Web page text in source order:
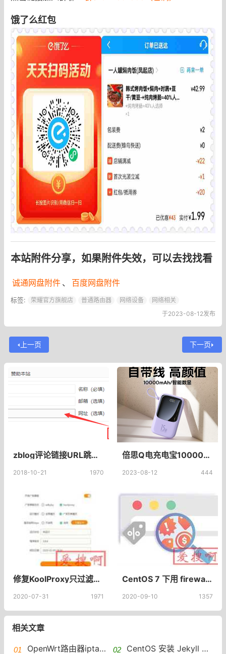
饿了么红包
本站附件分享，如果附件失效，可以去找找看
诚通网盘附件 、 百度网盘附件
标签: 荣耀官方旗舰店 普通路由器 网络设备
网络相关
于2023-08-12发布
上一页 下一页
zblog评论链接URL跳转源码给评论内的链接添加二次跳转页面设置URL跳转策略
2018-10-21 1970
倍思Q电充电宝10000毫安迷你自带线快充2W超薄小巧便携移动电源超大容量适用华为小米苹果专用官方旗舰店正品_baseus倍思旗舰店
2023-08-12 444
修复KoolProxy只过滤视频广告iPSet工作模式解决CPU占用高问题日志打印错误
2020-07-31 1971
CentOS 7 下用 firewall-cmd / iptables 实现 NAT 转发供内网服务器联网
2020-09-10 1357
相关文章
OpenWrt路由器iptables设置IP重定向的方法，MASQUERADE有什么用？ CentOS 安装 Jekyll 步骤